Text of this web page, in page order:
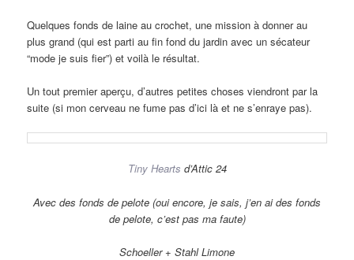
Quelques fonds de laine au crochet, une mission à donner au
plus grand (qui est parti au fin fond du jardin avec un sécateur
“mode je suis fier”) et voilà le résultat.
Un tout premier aperçu, d’autres petites choses viendront par la
suite (si mon cerveau ne fume pas d’ici là et ne s’enraye pas).
Tiny Hearts d’Attic 24
Avec des fonds de pelote (oui encore, je sais, j’en ai des fonds
de pelote, c’est pas ma faute)
Schoeller + Stahl Limone